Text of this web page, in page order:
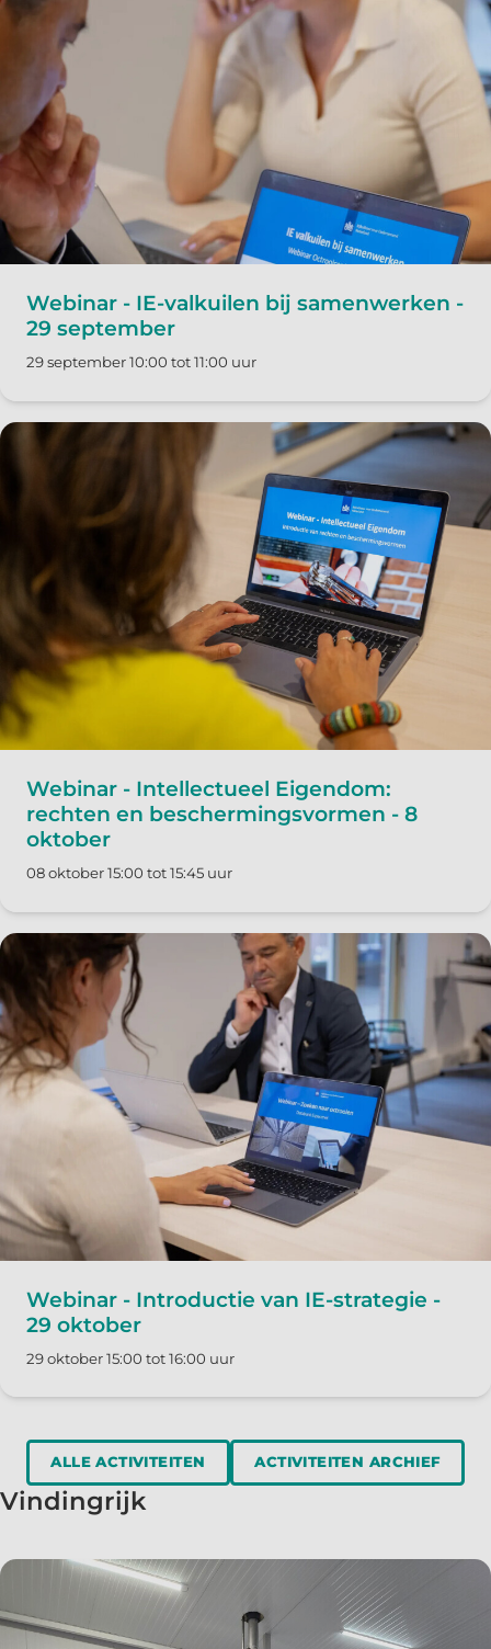
Webinar - IE-valkuilen bij samenwerken -
29 september
29 september 10:00 tot 11:00 uur
Webinar - Intellectueel Eigendom:
rechten en beschermingsvormen - 8
oktober
08 oktober 15:00 tot 15:45 uur
Webinar - Introductie van IE-strategie -
29 oktober
29 oktober 15:00 tot 16:00 uur
ALLE ACTIVITEITEN ACTIVITEITEN ARCHIEF
Vindingrijk